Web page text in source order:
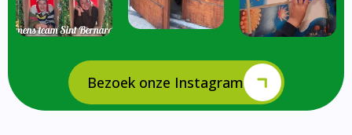
Bezoek onze Instagram